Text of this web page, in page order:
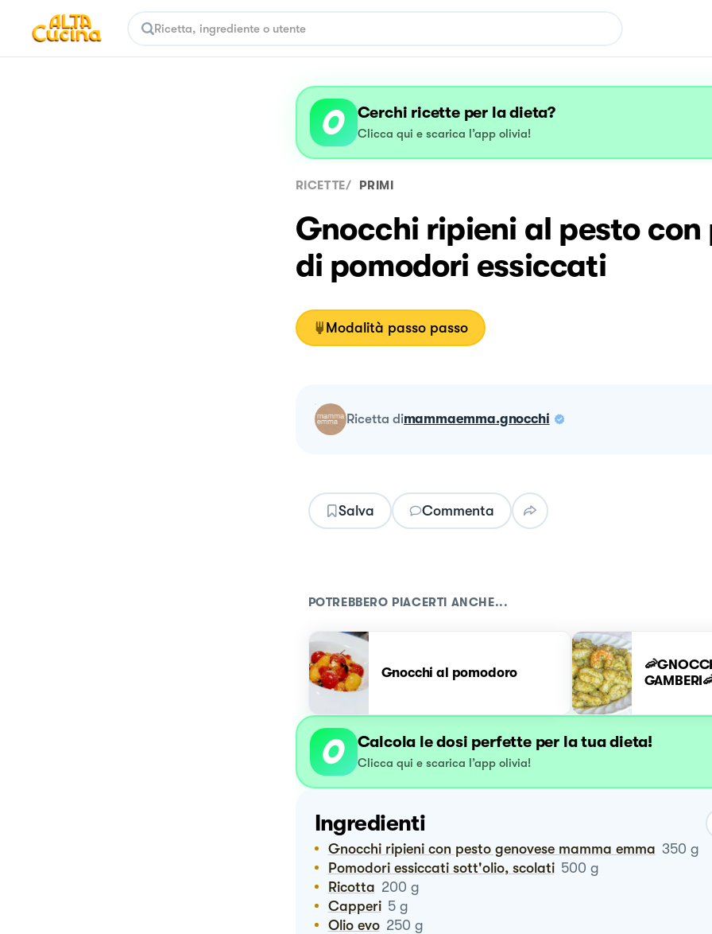
Cerchi ricette per la dieta?
Clicca qui e scarica l’app olivia!
RICETTE/ PRIMI
Gnocchi ripieni al pesto con
di pomodori essiccati
Modalità passo passo
ricetta dimammaemma.gnocchi
Salva Commenta
POTREBBERO PIACERTI ANCHE...
Gnocchi al pomodoro
Calcola le dosi perfette per la tua dieta!
Clicca qui e scarica l’app olivia!
Ingredienti
Gnocchi ripieni con pesto genovese mamma emma 350 g
Pomodori essiccati sott'olio, scolati 500 g
Ricotta 200 g
Capperi 5 g
Olio evo 250 g